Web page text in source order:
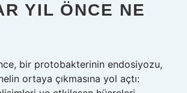
YIL ÖNCE NE
bir protobakterinin endosiyozu,
ortaya çıkmasına yol açtı: